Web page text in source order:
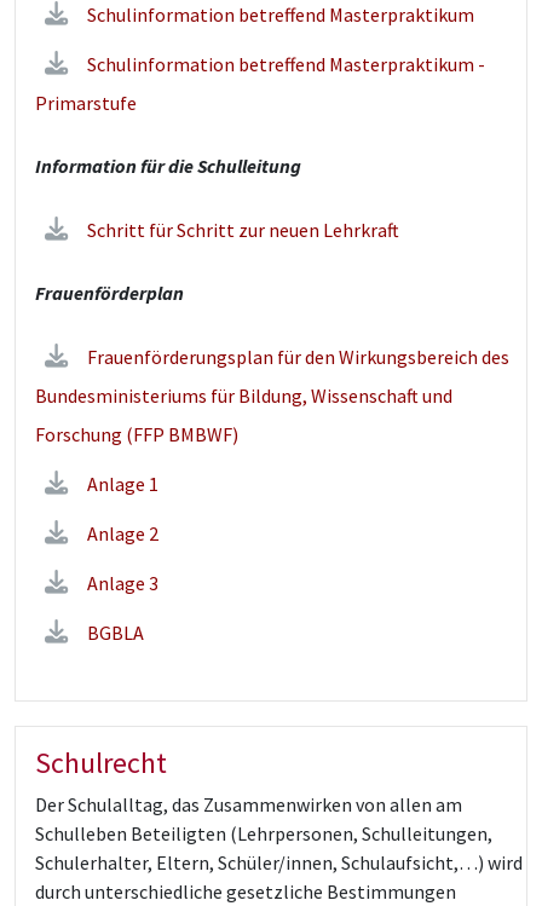
Schulinformation betreffend Masterpraktikum
Schulinformation betreffend Masterpraktikum -
Primarstufe
Information für die Schulleitung
Schritt für Schritt zur neuen Lehrkraft
Frauenförderplan
Frauenförderungsplan für den Wirkungsbereich des
Bundesministeriums für Bildung, Wissenschaft und
Forschung (FFP BMBWF)
Anlage 1
Anlage 2
Anlage 3
BGBLA
Schulrecht
Der Schulalltag, das Zusammenwirken von allen am
Schulleben Beteiligten (Lehrpersonen, Schulleitungen,
Schulerhalter, Eltern, Schüler/innen, Schulaufsicht,…) wird
durch unterschiedliche gesetzliche Bestimmungen